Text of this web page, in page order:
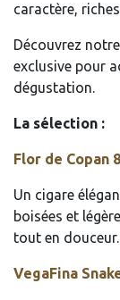
caractère,
Découvrez
exclusive pour
dégustation.
La sélection :
Flor de Copan
Un cigare
boisées et
tout en douceur.
VegaFina